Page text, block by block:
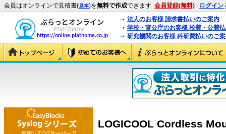
会員はオンラインで見積書(見本)を無料で作成できます 会員登録(無料) ログイン
法人のお客様 請求書払いのご案内
学校・官公庁のお客様 校費・公費
研究機関のお客様 科研費払いのご
LOGICOOL Cordless